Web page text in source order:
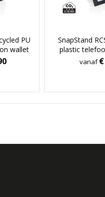
PU
wallet
SnapStand
plastic
vanaf